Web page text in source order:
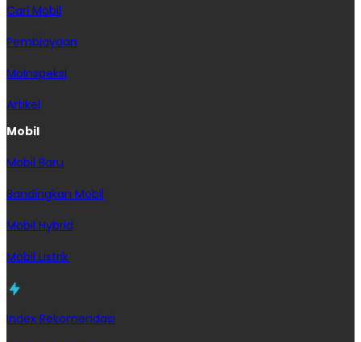
Cari Mobil
Pembiayaan
MoInspeksi
Artikel
Mobil
Mobil Baru
Bandingkan Mobil
Mobil Hybrid
Mobil Listrik
Index Rekomendasi